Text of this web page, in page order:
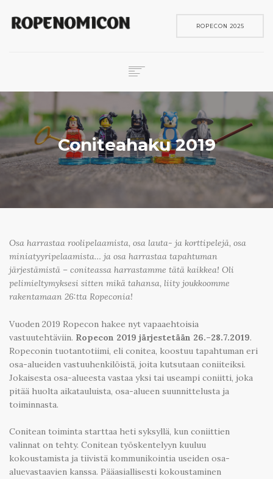
ROPECON 2025
ROPECON
SKENE
IN ENGLISH Coniteahaku 2019
Osa harrastaa roolipelaamista, osa lauta- ja korttipelejä, osa
miniatyyripelaamista… ja osa harrastaa tapahtuman
järjestämistä – coniteassa harrastamme tätä kaikkea! Oli
pelimieltymyksesi sitten mikä tahansa, liity joukkoomme
rakentamaan 26:tta Ropeconia!
Vuoden 2019 Ropecon hakee nyt vapaaehtoisia
vastuutehtäviin. Ropecon 2019 järjestetään 26.–28.7.2019.
Ropeconin tuotantotiimi, eli conitea, koostuu tapahtuman eri
osa-alueiden vastuuhenkilöistä, joita kutsutaan coniiteiksi.
Jokaisesta osa-alueesta vastaa yksi tai useampi coniitti, joka
pitää huolta aikatauluista, osa-alueen suunnittelusta ja
toiminnasta.
Conitean toiminta starttaa heti syksyllä, kun coniittien
valinnat on tehty. Conitean työskentelyyn kuuluu
kokoustamista ja tiivistä kommunikointia useiden osa-
aluevastaavien kanssa. Pääasiallisesti kokoustaminen